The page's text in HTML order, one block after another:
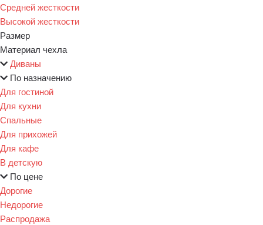
Средней жесткости
Высокой жесткости
Размер
Материал чехла
Диваны
По назначению
Для гостиной
Для кухни
Спальные
Для прихожей
Для кафе
В детскую
По цене
Дорогие
Недорогие
Распродажа